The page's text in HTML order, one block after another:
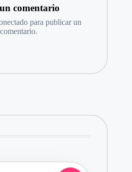
comentario
para publicar un
comentario.